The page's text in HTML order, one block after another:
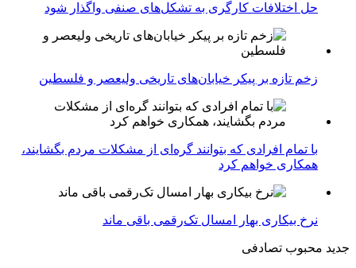
حل اختلافات کارگری به تشکل‌های صنفی واگذار شود
زخم تازه بر پیکر خیابان‌های تاریخی ولیعصر و فلسطین
با تمام افرادی که بتوانند گره‌ای از مشکلات مردم بگشایند،
همکاری خواهم کرد
نرخ بیکاری بهار امسال تک‌رقمی باقی ماند
جدید محبوب تصادفی